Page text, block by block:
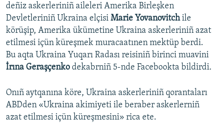
deñiz askerleriniñ aileleri Amerika Birleşken
Devletleriniñ Ukraina elçisi Marie Yovanovitchile
körüşip, Amerika ükümetine Ukraina askerleriniñ azat
etilmesi içün küreşmek muracaatınen mektüp berdi.
Bu aqta Ukraina Yuqarı Radası reisiniñ birinci muavini
İrına Geraşçenko dekabrniñ 5-nde Facebookta bildirdi.
Onıñ aytqanına köre, Ukraina askerleriniñ qorantaları
ABDden «Ukraina akimiyeti ile beraber askerlerniñ
azat etilmesi içün küreşmesini» rica ete.